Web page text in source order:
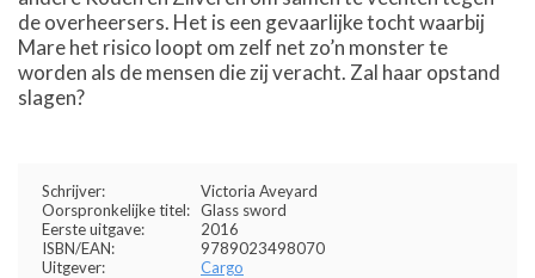
de overheersers. Het is een gevaarlijke tocht waarbij
Mare het risico loopt om zelf net zo’n monster te
worden als de mensen die zij veracht. Zal haar opstand
slagen?
Schrijver:
Victoria Aveyard
Oorspronkelijke titel: Glass sword
Eerste uitgave:
2016
ISBN/EAN:
9789023498070
Uitgever:
Cargo